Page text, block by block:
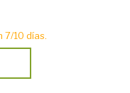
7/10 días.